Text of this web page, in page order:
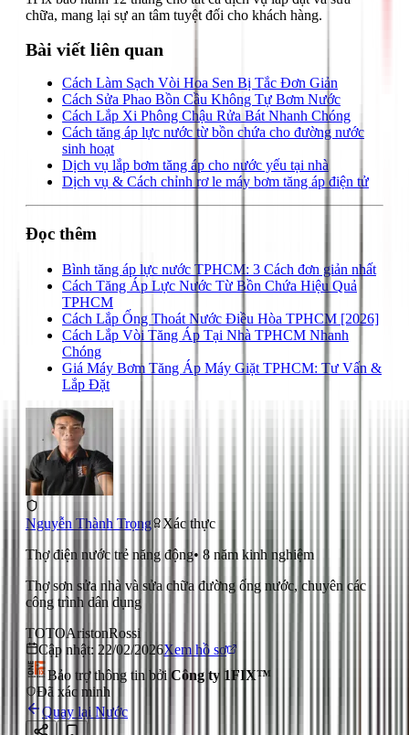
chữa, mang lại sự an tâm tuyệt đối cho khách hàng.
Bài viết liên quan
Cách Làm Sạch Vòi Hoa Sen Bị Tắc Đơn Giản
Cách Sửa Phao Bồn Cầu Không Tự Bơm Nước
Cách Lắp Xi Phông Chậu Rửa Bát Nhanh Chóng
Cách tăng áp lực nước từ bồn chứa cho đường nước
sinh hoạt
Dịch vụ lắp bơm tăng áp cho nước yếu tại nhà
Dịch vụ & Cách chỉnh rơ le máy bơm tăng áp điện tử
Đọc thêm
Bình tăng áp lực nước TPHCM: 3 Cách đơn giản nhất
Cách Tăng Áp Lực Nước Từ Bồn Chứa Hiệu Quả
TPHCM
Cách Lắp Ống Thoát Nước Điều Hòa TPHCM [2026]
Cách Lắp Vòi Tăng Áp Tại Nhà TPHCM Nhanh
Chóng
Giá Máy Bơm Tăng Áp Máy Giặt TPHCM: Tư Vấn &
Lắp Đặt
Nguyễn Thành Trọng
Xác thực
Thợ điện nước trẻ năng động• 8 năm kinh nghiệm
Thợ sơn sửa nhà và sửa chữa đường ống nước, chuyên các
công trình dân dụng
TOTOAristonRossi
Cập nhật: 22/02/2026Xem hồ sơ
Bảo trợ thông tin bởi Công ty 1FIX™
Đã xác minh
Quay lại Nước